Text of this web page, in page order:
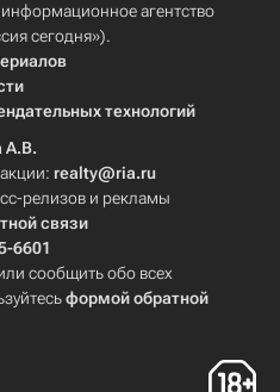
агентство
сегодня»).
технологий
А.В.
realty@ria.ru
релизов и рекламы
связи
6601
сообщить обо всех
формой обратной